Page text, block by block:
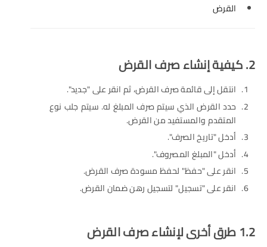
القرض
2. كيفية إنشاء صرف القرض
انتقل إلى قائمة صرف القرض، ثم انقر على "جديد".
حدد القرض الذي سيتم صرف المبلغ له. سيتم جلب نوع
المتقدم والمستفيد من القرض.
أدخل "تاريخ الصرف".
أدخل "المبلغ المصروف".
انقر على "حفظ" لحفظ مسودة صرف القرض.
انقر على "تسجيل" لتسجيل رهن ضمان القرض.
1.2 طرق أخرى لإنشاء صرف القرض